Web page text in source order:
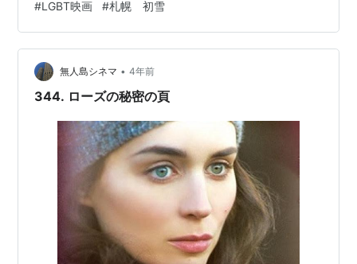
さなTVで観たって感動することが多いのだけど、それで
もはずみがついたような…映画館で映画を観る楽しみが
突然戻ってきた。 『恋人はアンバー』あらすじ 『恋人は
アンバー』感想 帰りは初雪に… 『恋人はアンバー』あら
すじ 2020年制作 アイルランド／監…
#LGBT映画 #札幌 初雪
無人島シネマ • 4年前
344. ローズの秘密の頁